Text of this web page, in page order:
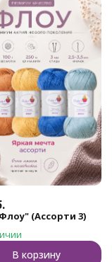
(Ассорти 3)
В корзину